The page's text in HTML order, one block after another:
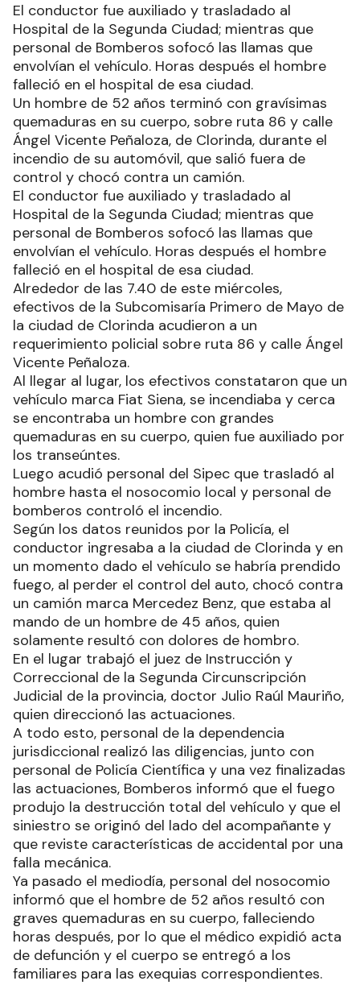
El conductor fue auxiliado y trasladado al
Hospital de la Segunda Ciudad; mientras que
personal de Bomberos sofocó las llamas que
envolvían el vehículo. Horas después el hombre
falleció en el hospital de esa ciudad.
Un hombre de 52 años terminó con gravísimas
quemaduras en su cuerpo, sobre ruta 86 y calle
Ángel Vicente Peñaloza, de Clorinda, durante el
incendio de su automóvil, que salió fuera de
control y chocó contra un camión.
El conductor fue auxiliado y trasladado al
Hospital de la Segunda Ciudad; mientras que
personal de Bomberos sofocó las llamas que
envolvían el vehículo. Horas después el hombre
falleció en el hospital de esa ciudad.
Alrededor de las 7.40 de este miércoles,
efectivos de la Subcomisaría Primero de Mayo de
la ciudad de Clorinda acudieron a un
requerimiento policial sobre ruta 86 y calle Ángel
Vicente Peñaloza.
Al llegar al lugar, los efectivos constataron que un
vehículo marca Fiat Siena, se incendiaba y cerca
se encontraba un hombre con grandes
quemaduras en su cuerpo, quien fue auxiliado por
los transeúntes.
Luego acudió personal del Sipec que trasladó al
hombre hasta el nosocomio local y personal de
bomberos controló el incendio.
Según los datos reunidos por la Policía, el
conductor ingresaba a la ciudad de Clorinda y en
un momento dado el vehículo se habría prendido
fuego, al perder el control del auto, chocó contra
un camión marca Mercedez Benz, que estaba al
mando de un hombre de 45 años, quien
solamente resultó con dolores de hombro.
En el lugar trabajó el juez de Instrucción y
Correccional de la Segunda Circunscripción
Judicial de la provincia, doctor Julio Raúl Mauriño,
quien direccionó las actuaciones.
A todo esto, personal de la dependencia
jurisdiccional realizó las diligencias, junto con
personal de Policía Científica y una vez finalizadas
las actuaciones, Bomberos informó que el fuego
produjo la destrucción total del vehículo y que el
siniestro se originó del lado del acompañante y
que reviste características de accidental por una
falla mecánica.
Ya pasado el mediodía, personal del nosocomio
informó que el hombre de 52 años resultó con
graves quemaduras en su cuerpo, falleciendo
horas después, por lo que el médico expidió acta
de defunción y el cuerpo se entregó a los
familiares para las exequias correspondientes.